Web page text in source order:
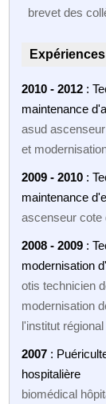
brevet des
2010 - 2012 :
maintenance
asud
et
2009 - 2010 :
maintenance
ascenseur cote
2008 - 2009 :
modernisation
otis technicien
modernisation
l'institut
2007 :
hospitalière
biomédical